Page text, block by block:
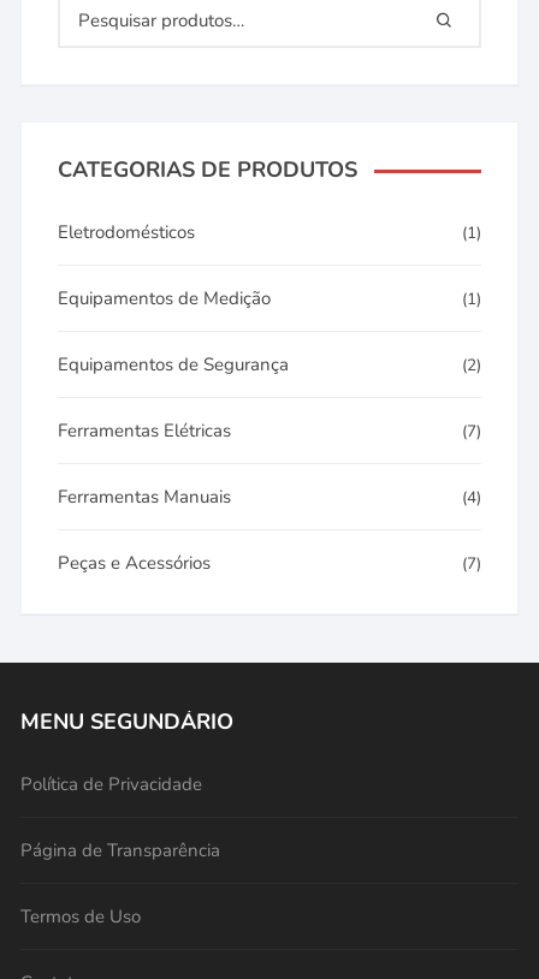
CATEGORIAS DE PRODUTOS
Eletrodomésticos (1)
Equipamentos de Medição (1)
Equipamentos de Segurança (2)
Ferramentas Elétricas (7)
Ferramentas Manuais (4)
Peças e Acessórios (7)
MENU SEGUNDÁRIO
Política de Privacidade
Página de Transparência
Termos de Uso